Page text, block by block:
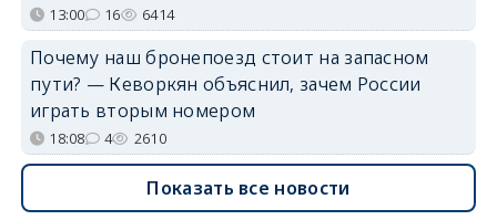
13:00 16 6414
Почему наш бронепоезд стоит на запасном
пути? — Кеворкян объяснил, зачем России
играть вторым номером
18:08 4 2610
Показать все новости